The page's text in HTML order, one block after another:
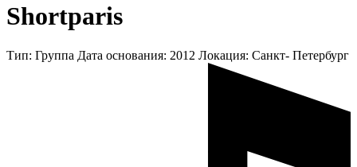
Shortparis
Тип: Группа Дата основания: 2012 Локация: Санкт- Петербург